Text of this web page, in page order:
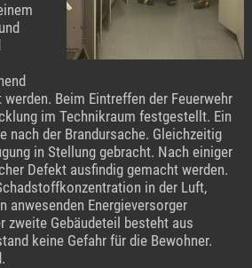
Beim Eintreffen der Feuerwehr
im Technikraum festgestellt. Ein
nach der Brandursache. Gleichzeitig
in Stellung gebracht. Nach einiger
Defekt ausfindig gemacht werden.
in der Luft,
anwesenden Energieversorger
zweite Gebäudeteil besteht aus
keine Gefahr für die Bewohner.